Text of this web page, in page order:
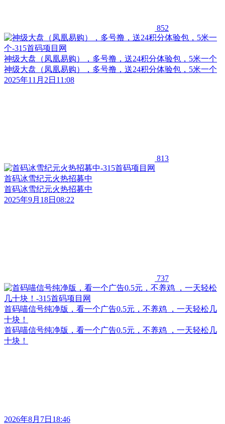
852
神级大盘（凤凰易购），多号撸，送24积分体验包，5米一个
神级大盘（凤凰易购），多号撸，送24积分体验包，5米一个
2025年11月2日11:08
813
首码冰雪纪元火热招募中
首码冰雪纪元火热招募中
2025年9月18日08:22
737
首码喵信号纯净版，看一个广告0.5元，不养鸡 ，一天轻松几
十块！
首码喵信号纯净版，看一个广告0.5元，不养鸡 ，一天轻松几
十块！
2026年8月7日18:46